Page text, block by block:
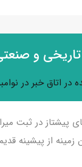
در اتاق خبر در نوامبر
پیشتاز در ثبت
از پیشینه